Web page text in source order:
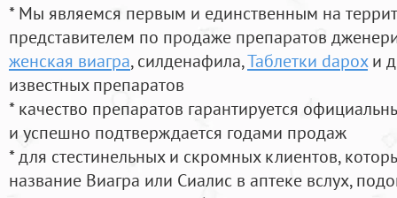
* Мы являемся первым и единственным на
представителем по продаже препаратов
женская виагра, силденафила,Таблетки dapoxи
известных препаратов
* качество препаратов гарантируется
и успешно подтверждается годами продаж
* для стестинельных и скромных клиентов,
название Виагра или Сиалис в аптеке вслух,